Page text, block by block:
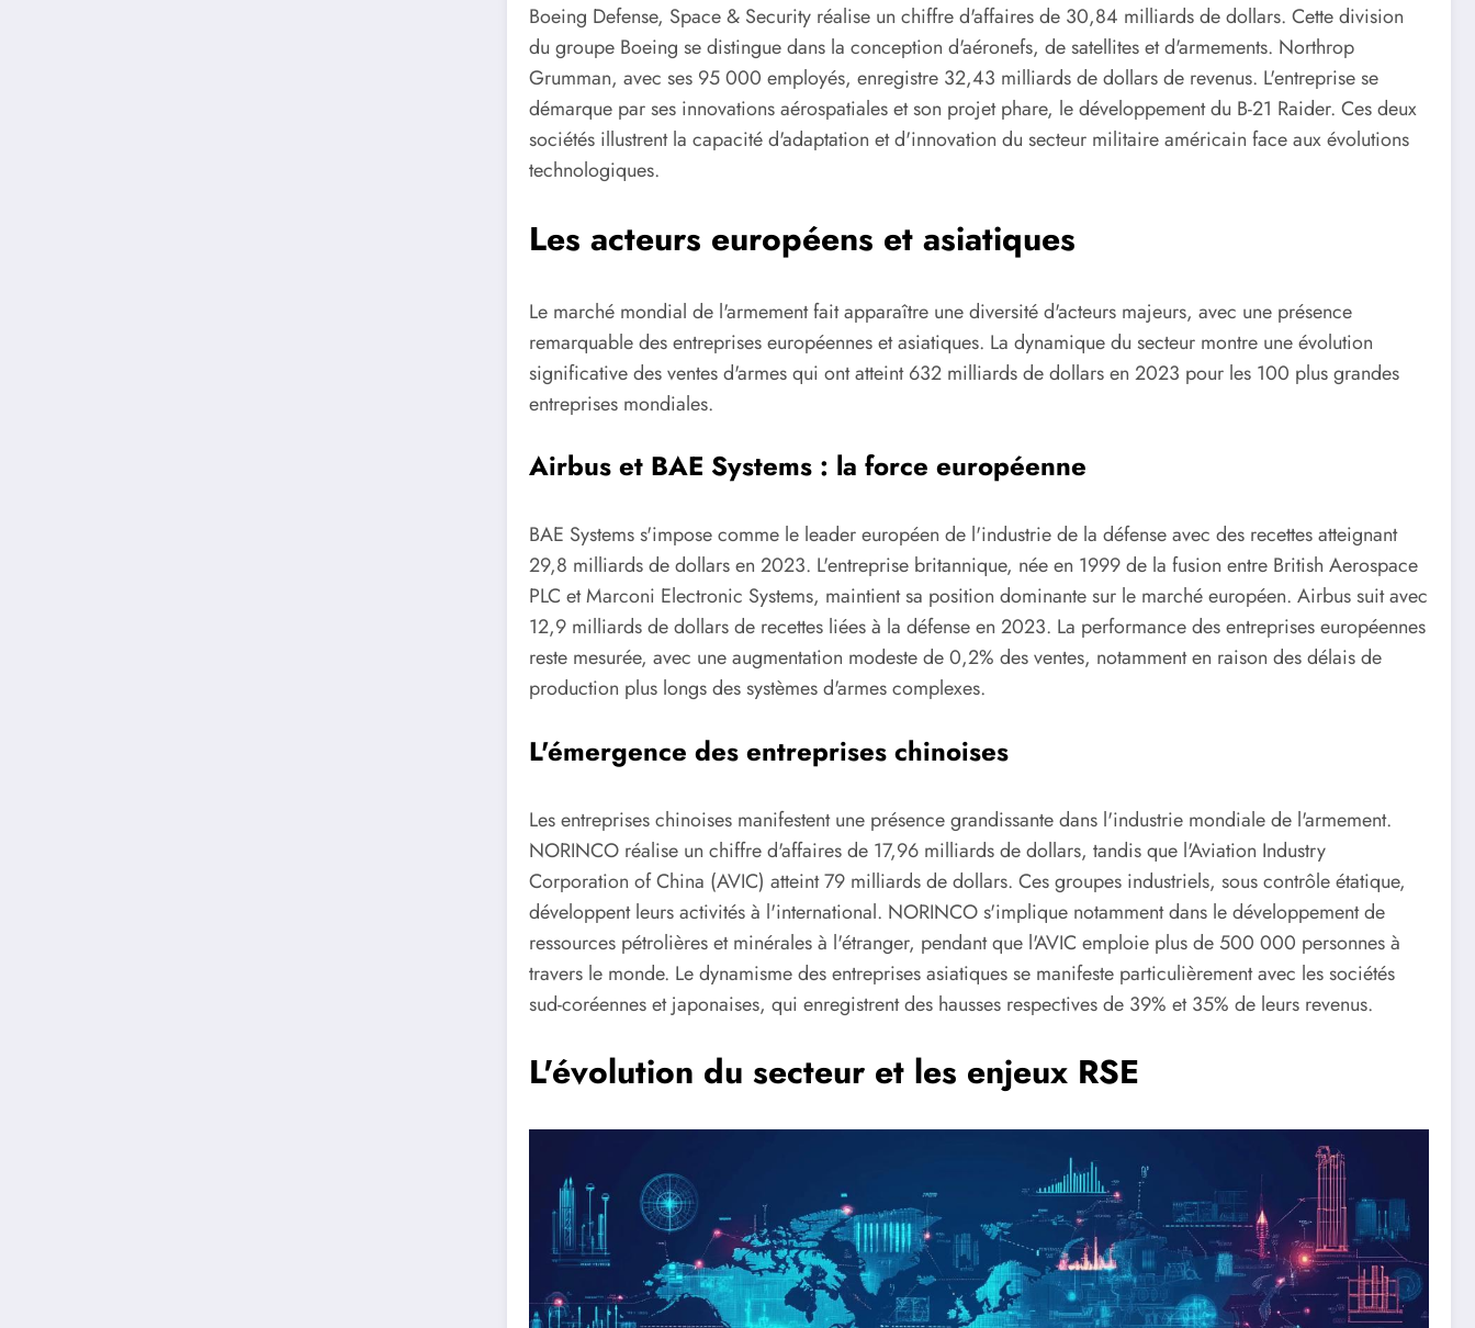
Boeing Defense, Space & Security réalise un chiffre d'affaires de 30,84 milliards de dollars. Cette division
du groupe Boeing se distingue dans la conception d'aéronefs, de satellites et d'armements. Northrop
Grumman, avec ses 95 000 employés, enregistre 32,43 milliards de dollars de revenus. L'entreprise se
démarque par ses innovations aérospatiales et son projet phare, le développement du B-21 Raider. Ces deux
sociétés illustrent la capacité d'adaptation et d'innovation du secteur militaire américain face aux évolutions
technologiques.
Les acteurs européens et asiatiques
Le marché mondial de l'armement fait apparaître une diversité d'acteurs majeurs, avec une présence
remarquable des entreprises européennes et asiatiques. La dynamique du secteur montre une évolution
significative des ventes d'armes qui ont atteint 632 milliards de dollars en 2023 pour les 100 plus grandes
entreprises mondiales.
Airbus et BAE Systems : la force européenne
BAE Systems s'impose comme le leader européen de l'industrie de la défense avec des recettes atteignant
29,8 milliards de dollars en 2023. L'entreprise britannique, née en 1999 de la fusion entre British Aerospace
PLC et Marconi Electronic Systems, maintient sa position dominante sur le marché européen. Airbus suit avec
12,9 milliards de dollars de recettes liées à la défense en 2023. La performance des entreprises européennes
reste mesurée, avec une augmentation modeste de 0,2% des ventes, notamment en raison des délais de
production plus longs des systèmes d'armes complexes.
L'émergence des entreprises chinoises
Les entreprises chinoises manifestent une présence grandissante dans l'industrie mondiale de l'armement.
NORINCO réalise un chiffre d'affaires de 17,96 milliards de dollars, tandis que l'Aviation Industry
Corporation of China (AVIC) atteint 79 milliards de dollars. Ces groupes industriels, sous contrôle étatique,
développent leurs activités à l'international. NORINCO s'implique notamment dans le développement de
ressources pétrolières et minérales à l'étranger, pendant que l'AVIC emploie plus de 500 000 personnes à
travers le monde. Le dynamisme des entreprises asiatiques se manifeste particulièrement avec les sociétés
sud-coréennes et japonaises, qui enregistrent des hausses respectives de 39% et 35% de leurs revenus.
L'évolution du secteur et les enjeux RSE